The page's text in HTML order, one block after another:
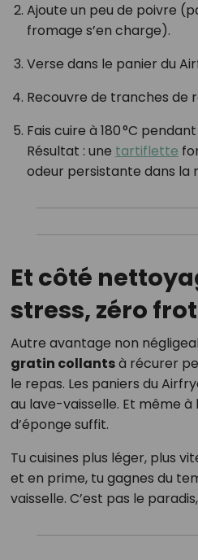
Ajoute un peu de poivre
fromage s’en charge).
Verse dans le panier du
Recouvre de tranches de
Fais cuire à 180 °C
Résultat : une tartiflette
odeur persistante dans la
Et côté
stress, zéro
Autre avantage non
gratin collantsà récurer
le repas. Les paniers du
au lave-vaisselle. Et même à
d’éponge suffit.
Tu cuisines plus léger, plus
et en prime, tu gagnes du
vaisselle. C’est pas le